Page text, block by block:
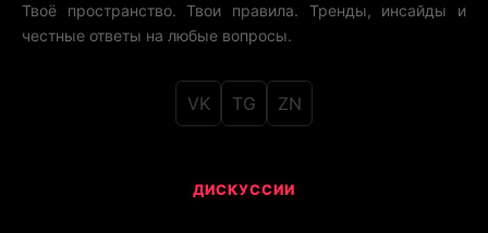
Твоё пространство. Твои правила. Тренды, инсайды и
честные ответы на любые вопросы.
VK TG ZN
ДИСКУССИИ